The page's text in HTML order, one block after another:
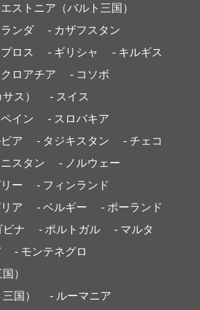
ストニア（バルト三国）
ンダ
- カザフスタン
ロス - ギリシャ
- キルギス
ロアチア
- コソボ
ス）
- スイス
イン
- スロバキア
ア - タジキスタン
- チェコ
スタン
- ノルウェー
ー
- フィンランド
ア - ベルギー
- ポーランド
ビナ
- ポルトガル
- マルタ
- モンテネグロ
）
国）
- ルーマニア